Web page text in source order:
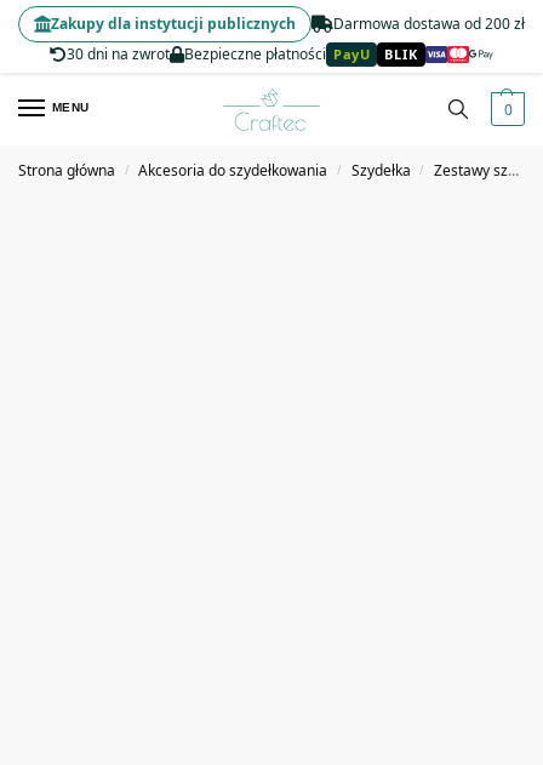
Darmowa dostawa od 200 zł
30 dni na zwrot
Bezpieczne płatności PayU BLIK
Zakupy dla instytucji publicznych
MENU 0
Strona główna / Akcesoria do szydełkowania / Szydełka / Zestawy szydełek